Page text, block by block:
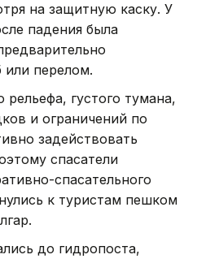
на защитную каску. У
падения была
перелом.
рельефа, густого тумана,
и ограничений по
задействовать
спасатели
спасательного
к туристам пешком
до гидропоста,